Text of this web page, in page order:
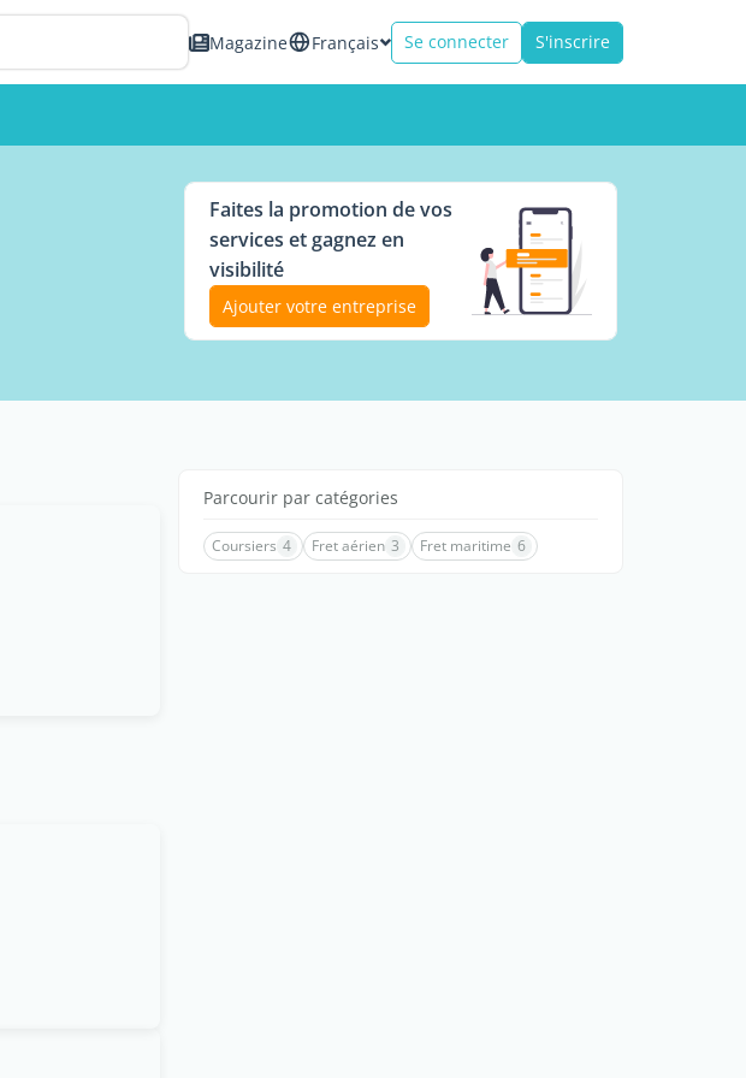
Magazine Français Se connecter S'inscrire
Faites la promotion de vos
services et gagnez en
visibilité
Ajouter votre entreprise
Parcourir par catégories
Coursiers 4 Fret aérien 3 Fret maritime 6